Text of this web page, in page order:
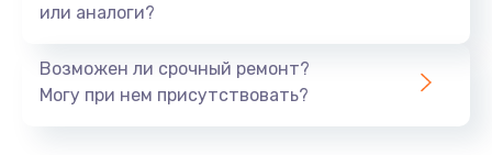
компьютеров Apple в Иркутске. Ваша
техника в надежных руках
или аналоги?
Возможен ли срочный ремонт?
Могу при нем присутствовать?